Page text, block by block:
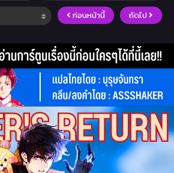
ก่อนหน้านี้ ถัดไป